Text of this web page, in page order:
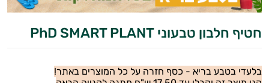
חטיף חלבון טבעוני PhD SMART PLANT
בלעדי בטבע בריא - כסף חזרה על כל המוצרים באתר!